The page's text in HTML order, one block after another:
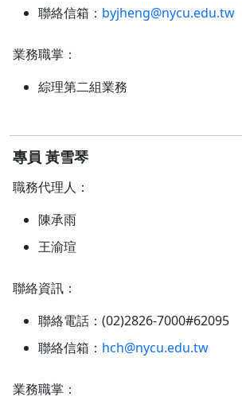
聯絡信箱： byjheng@nycu.edu.tw
業務職掌：
綜理第二組業務
專員 黃雪琴
職務代理人：
陳承雨
王渝瑄
聯絡資訊：
聯絡電話：(02)2826-7000#62095
聯絡信箱： hch@nycu.edu.tw
業務職掌：